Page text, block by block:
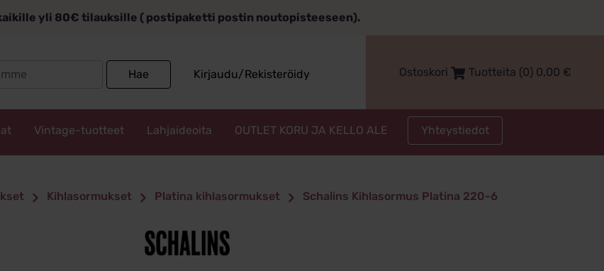
yli 80€ tilauksille ( postipaketti postin noutopisteeseen).
Hae Kirjaudu/Rekisteröidy Ostoskori Tuotteita (0) 0,00 €
Vintage-tuotteet Lahjaideoita OUTLET KORU JA KELLO ALE Yhteystiedot
Kihlasormukset Platina kihlasormukset Schalins Kihlasormus Platina 220-6